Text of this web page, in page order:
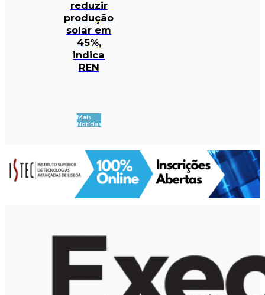
reduzir
produção
solar em
45%,
indica
REN
Mais
Notícias